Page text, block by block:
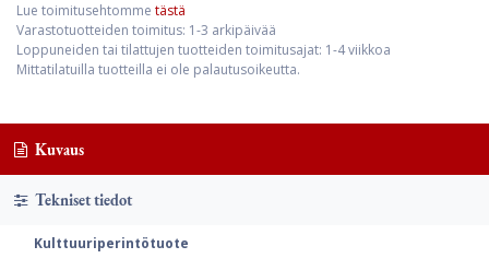
Lue toimitusehtomme tästä
Varastotuotteiden toimitus: 1-3 arkipäivää
Loppuneiden tai tilattujen tuotteiden toimitusajat: 1-4 viikkoa
Mittatilatuilla tuotteilla ei ole palautusoikeutta.
Kuvaus
Tekniset tiedot
Kulttuuriperintötuote